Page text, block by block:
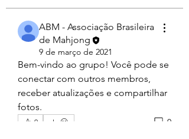
ABM - Associação Brasileira
de Mahjong
9 de março de 2021
Bem-vindo ao grupo! Você pode se
conectar com outros membros,
receber atualizações e compartilhar
fotos.
0 0